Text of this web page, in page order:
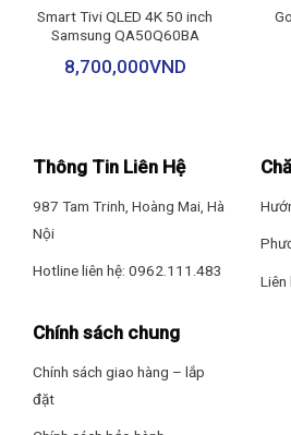
– Auto Brightness Control
– AI Brightness Control
– Độ trễ phản hồi hình ảnh (gaming)
– AI Emotional Remastering
Bộ xử lý: Bộ xử lý α7 AI Processor 4K
Điều khiển tivi bằng điện thoại: Ứng
động, với khả năng tái tạo màu sắc
này đảm bảo rằng bạn sẽ có trải
sắc nét, từ các trận thể thao đến
Smart Tivi QLED 4K 50 inch
Samsung QA50Q60BA
8,700,000VND
Thông Tin Liên Hệ
987 Tam Trinh, Hoàng Mai, Hà
Nội
Hotline liên hệ: 0962.111.483
Liên
Chính sách chung
Chính sách giao hàng – lắp
đặt